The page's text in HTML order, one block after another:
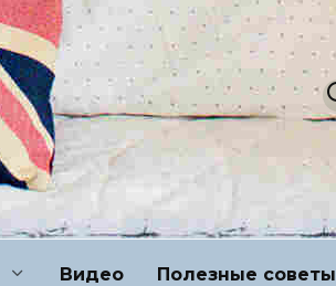
Видео Полезные советы